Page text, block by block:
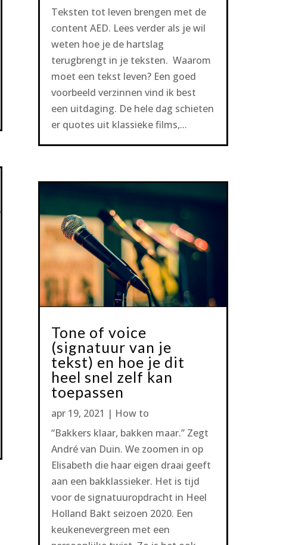
Teksten tot leven brengen met de
content AED. Lees verder als je wil
weten hoe je de hartslag
terugbrengt in je teksten. Waarom
moet een tekst leven? Een goed
voorbeeld verzinnen vind ik best
een uitdaging. De hele dag schieten
er quotes uit klassieke films,...
Tone of voice
(signatuur van je
tekst) en hoe je dit
heel snel zelf kan
toepassen
apr 19, 2021 | How to
“Bakkers klaar, bakken maar.” Zegt
André van Duin. We zoomen in op
Elisabeth die haar eigen draai geeft
aan een bakklassieker. Het is tijd
voor de signatuuropdracht in Heel
Holland Bakt seizoen 2020. Een
keukenevergreen met een